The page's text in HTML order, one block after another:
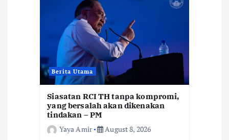
Berita Utama
Siasatan RCI TH tanpa kompromi,
yang bersalah akan dikenakan
tindakan – PM
Yaya Amir
August 8, 2026